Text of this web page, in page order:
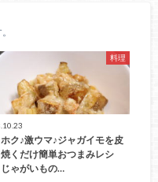
料理
ク♪激ウマ♪ジャガイモを皮
くだけ簡単おつまみレシ
じゃがいもの…